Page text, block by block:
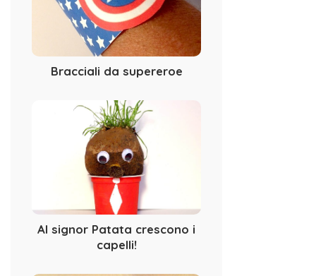
Bracciali da supereroe
Al signor Patata crescono i
capelli!